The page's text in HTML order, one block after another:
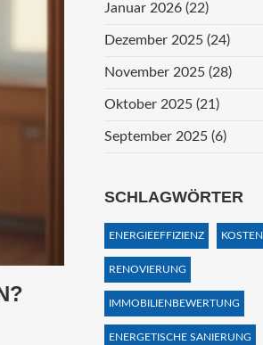
Januar 2026 (22)
Dezember 2025 (24)
November 2025 (28)
Oktober 2025 (21)
September 2025 (6)
SCHLAGWÖRTER
ENERGIEEFFIZIENZ KOSTEN
RENOVIERUNG
IMMOBILIENBEWERTUNG
ENERGETISCHE SANIERUNG